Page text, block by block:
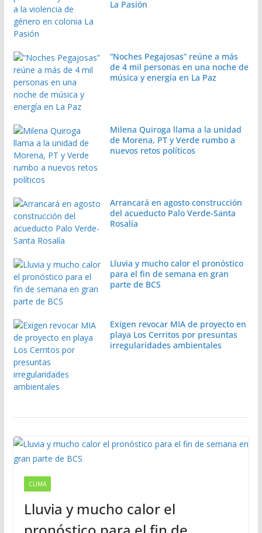
La Pasión
“Noches Pegajosas” reúne a más
de 4 mil personas en una noche de
música y energía en La Paz
Milena Quiroga llama a la unidad
de Morena, PT y Verde rumbo a
nuevos retos políticos
Arrancará en agosto construcción
del acueducto Palo Verde-Santa
Rosalía
Lluvia y mucho calor el pronóstico
para el fin de semana en gran
parte de BCS
Exigen revocar MIA de proyecto en
playa Los Cerritos por presuntas
irregularidades ambientales
CLIMA
Lluvia y mucho calor el